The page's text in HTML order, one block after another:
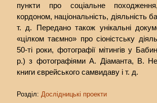
пункти про соціальне
кордоном, національність, діяльність
т. д. Передано також унікальні
«цілком таємно» про сіоністську
50-ті роки, фотографії мітингів у
р.) з фотографіями А. Діаманта, В.
книги єврейського самвидаву і т. д.
Розділ: Дослідницькі проекти